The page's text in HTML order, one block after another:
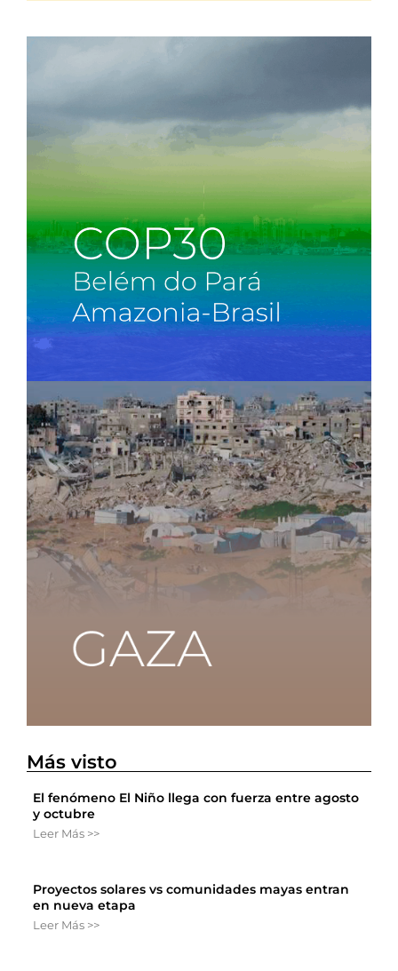
Más visto
El fenómeno El Niño llega con fuerza entre agosto
y octubre
Leer Más >>
Proyectos solares vs comunidades mayas entran
en nueva etapa
Leer Más >>